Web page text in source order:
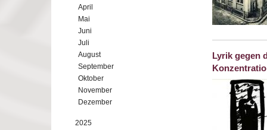
April
Mai
Juni
Juli
August
September
Oktober
November
Dezember
2025
Lyrik gegen